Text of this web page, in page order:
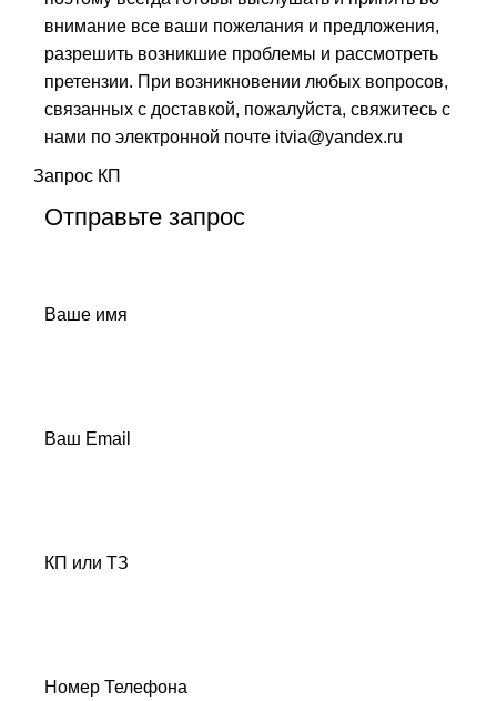
внимание все ваши пожелания и предложения,
разрешить возникшие проблемы и рассмотреть
претензии. При возникновении любых вопросов,
связанных с доставкой, пожалуйста, свяжитесь с
нами по электронной почте itvia@yandex.ru
Запрос КП
Отправьте запрос
Ваше имя
Ваш Email
КП или ТЗ
Номер Телефона